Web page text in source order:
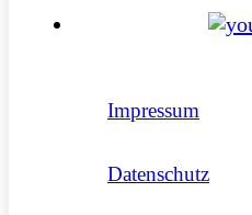
Impressum
Datenschutz